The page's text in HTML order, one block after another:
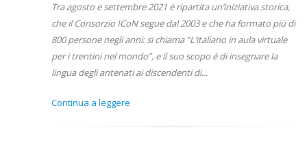
Tra agosto e settembre 2021 è ripartita un’iniziativa storica,
che il Consorzio ICoN segue dal 2003 e che ha formato più di
800 persone negli anni: si chiama “L’italiano in aula virtuale
per i trentini nel mondo”, e il suo scopo è di insegnare la
lingua degli antenati ai discendenti di...
Continua a leggere